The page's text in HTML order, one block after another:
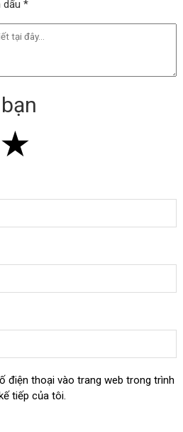
dấu *
★
điện thoại vào trang web trong trình
tiếp của tôi.